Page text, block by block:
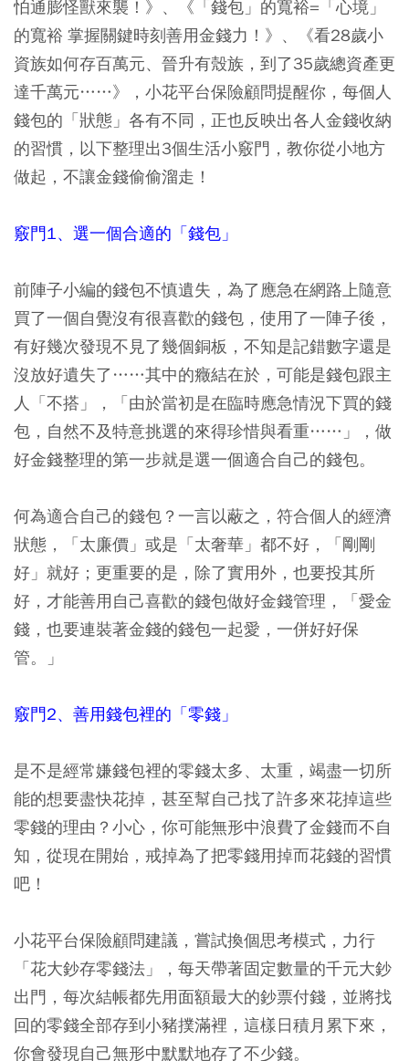
怕通膨怪獸來襲！》、《「錢包」的寬裕=「心境」
的寬裕 掌握關鍵時刻善用金錢力！》、《看28歲小
資族如何存百萬元、晉升有殼族，到了35歲總資產更
達千萬元……》，小花平台保險顧問提醒你，每個人
錢包的「狀態」各有不同，正也反映出各人金錢收納
的習慣，以下整理出3個生活小竅門，教你從小地方
做起，不讓金錢偷偷溜走！
竅門1、選一個合適的「錢包」
前陣子小編的錢包不慎遺失，為了應急在網路上隨意
買了一個自覺沒有很喜歡的錢包，使用了一陣子後，
有好幾次發現不見了幾個銅板，不知是記錯數字還是
沒放好遺失了……其中的癥結在於，可能是錢包跟主
人「不搭」，「由於當初是在臨時應急情況下買的錢
包，自然不及特意挑選的來得珍惜與看重……」，做
好金錢整理的第一步就是選一個適合自己的錢包。
何為適合自己的錢包？一言以蔽之，符合個人的經濟
狀態，「太廉價」或是「太奢華」都不好，「剛剛
好」就好；更重要的是，除了實用外，也要投其所
好，才能善用自己喜歡的錢包做好金錢管理，「愛金
錢，也要連裝著金錢的錢包一起愛，一併好好保
管。」
竅門2、善用錢包裡的「零錢」
是不是經常嫌錢包裡的零錢太多、太重，竭盡一切所
能的想要盡快花掉，甚至幫自己找了許多來花掉這些
零錢的理由？小心，你可能無形中浪費了金錢而不自
知，從現在開始，戒掉為了把零錢用掉而花錢的習慣
吧！
小花平台保險顧問建議，嘗試換個思考模式，力行
「花大鈔存零錢法」，每天帶著固定數量的千元大鈔
出門，每次結帳都先用面額最大的鈔票付錢，並將找
回的零錢全部存到小豬撲滿裡，這樣日積月累下來，
你會發現自己無形中默默地存了不少錢。